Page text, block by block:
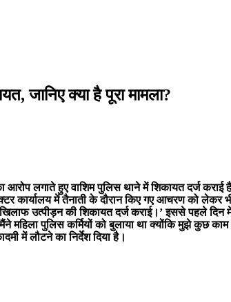
जानिए क्या है पूरा मामला?
लगाते हुए वाशिम पुलिस थाने में शिकायत दर्ज
कार्यालय में तैनाती के दौरान किए गए आचरण को लेकर
उत्पीड़न की शिकायत दर्ज कराई।’ इससे पहले दिन
पुलिस कर्मियों को बुलाया था क्योंकि मुझे कुछ
में लौटने का निर्देश दिया है।